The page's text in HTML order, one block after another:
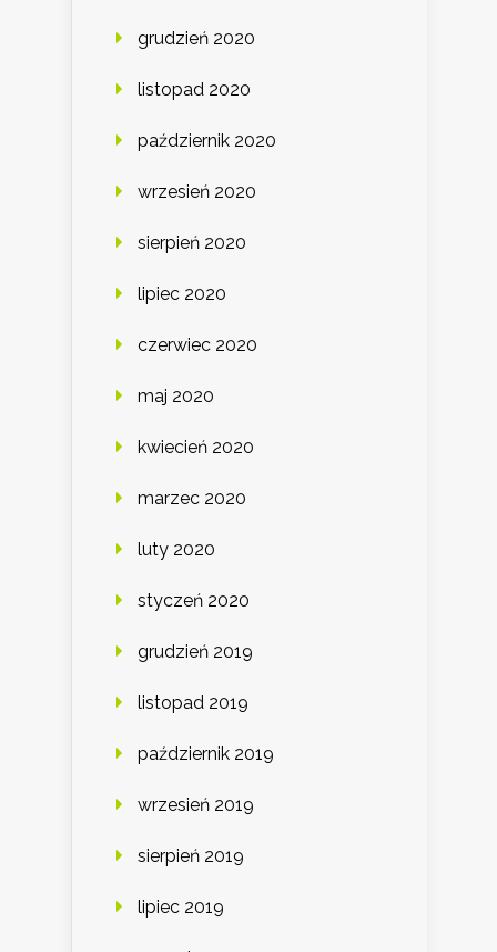
grudzień 2020
listopad 2020
październik 2020
wrzesień 2020
sierpień 2020
lipiec 2020
czerwiec 2020
maj 2020
kwiecień 2020
marzec 2020
luty 2020
styczeń 2020
grudzień 2019
listopad 2019
październik 2019
wrzesień 2019
sierpień 2019
lipiec 2019